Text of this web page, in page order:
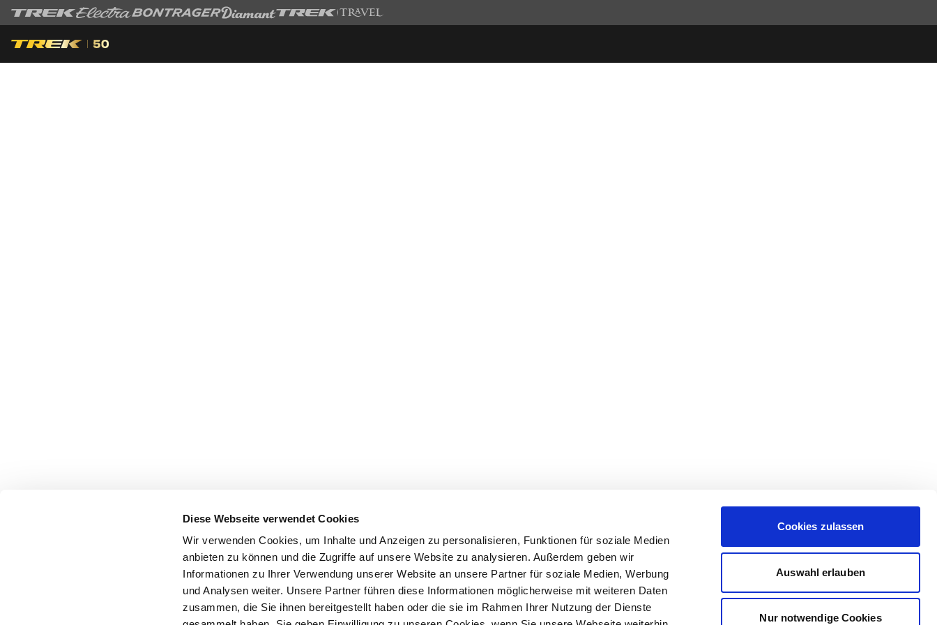
Diese Webseite verwendet Cookies
Wir verwenden Cookies, um Inhalte und Anzeigen zu personalisieren, Funktionen für soziale Medien
anbieten zu können und die Zugriffe auf unsere Website zu analysieren. Außerdem geben wir
Informationen zu Ihrer Verwendung unserer Website an unsere Partner für soziale Medien, Werbung
und Analysen weiter. Unsere Partner führen diese Informationen möglicherweise mit weiteren Daten
zusammen, die Sie ihnen bereitgestellt haben oder die sie im Rahmen Ihrer Nutzung der Dienste
Cookies zulassen
Auswahl erlauben
Nur notwendige Cookies